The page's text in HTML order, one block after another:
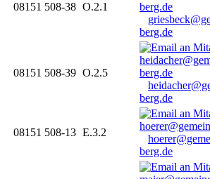
08151 508-38 O.2.1
berg.de
08151 508-39 O.2.5
berg.de
08151 508-13 E.3.2
berg.de